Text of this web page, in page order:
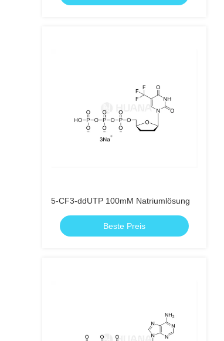
5-CF3-ddUTP 100mM Natriumlösung
Beste Preis